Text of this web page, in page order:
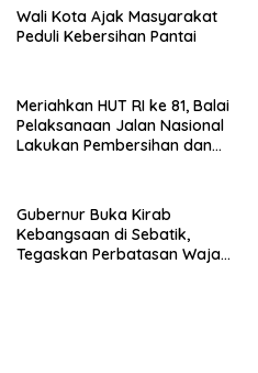
Wali Kota Ajak Masyarakat
Peduli Kebersihan Pantai
Meriahkan HUT RI ke 81, Balai
Pelaksanaan Jalan Nasional
Lakukan Pembersihan dan
Gubernur Buka Kirab
Kebangsaan di Sebatik,
Tegaskan Perbatasan Wajah